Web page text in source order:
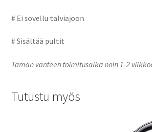
# Ei sovellu talviajoon
# Sisältää pultit
Tämän vanteen toimitusaika noin 1-2
Tutustu myös